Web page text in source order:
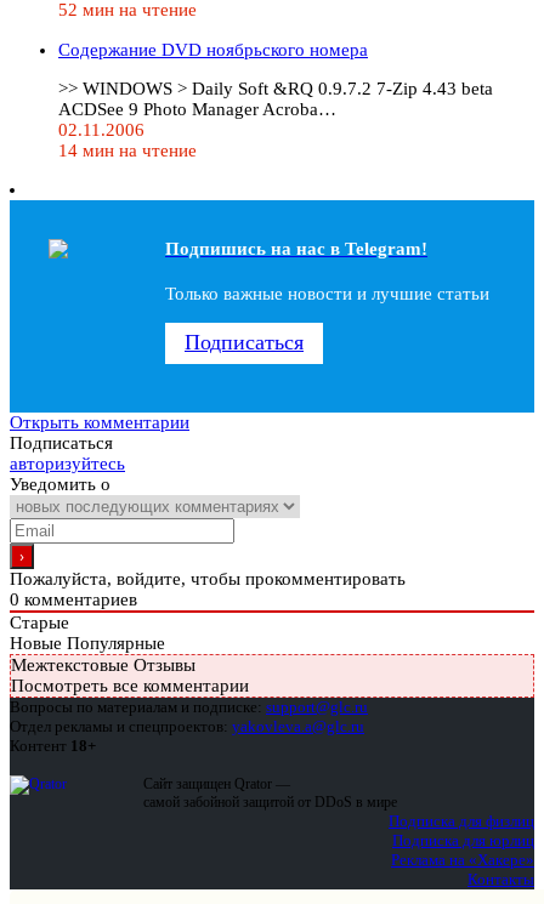
52 мин на чтение
Содержание DVD ноябрьского номера
>> WINDOWS > Daily Soft &RQ 0.9.7.2 7-Zip 4.43 beta
ACDSee 9 Photo Manager Acroba…
02.11.2006
14 мин на чтение
Подпишись на наc в Telegram!
Только важные новости и лучшие статьи
Подписаться
Открыть комментарии
Подписаться
авторизуйтесь
Уведомить о
Пожалуйста, войдите, чтобы прокомментировать
0 комментариев
Старые
Новые Популярные
Межтекстовые Отзывы
Посмотреть все комментарии
Вопросы по материалам и подписке: support@glc.ru
Отдел рекламы и спецпроектов: yakovleva.a@glc.ru
Контент 18+
Сайт защищен Qrator —
самой забойной защитой от DDoS в мире
Подписка для физлиц
Подписка для юрлиц
Реклама на «Хакере»
Контакты